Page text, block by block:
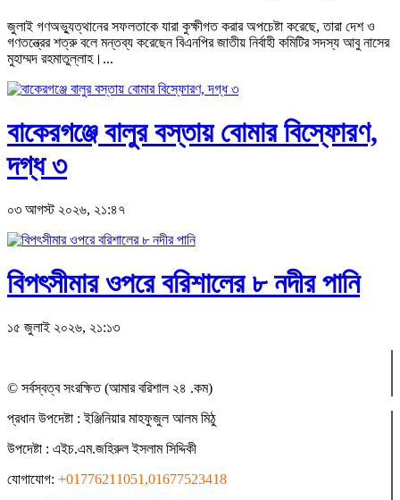
জুলাই গণঅভ্যুত্থানের সফলতাকে যারা কুক্ষীগত করার অপচেষ্টা করেছে, তারা দেশ ও
গণতন্ত্রের শত্রু বলে মন্তব্য করেছেন বিএনপির জাতীয় নির্বাহী কমিটির সদস্য আবু নাসের
মুহাম্মদ রহমাতুল্লাহ।...
বাকেরগঞ্জে বালুর বস্তায় বোমার বিস্ফোরণ,
দগ্ধ ৩
০৩ আগস্ট ২০২৬, ২১:৪৭
বিপৎসীমার ওপরে বরিশালের ৮ নদীর পানি
১৫ জুলাই ২০২৬, ২১:১৩
© সর্বস্বত্ব সংরক্ষিত (আমার বরিশাল ২৪ .কম)
প্রধান ‍উপদেষ্টা : ‍ইঞ্জিনিয়ার মাহফুজুল আলম মিঠু
উপদেষ্টা : এইচ.এম.জহিরুল ইসলাম সিদ্দিকী
যোগাযোগ: +01776211051,01677523418